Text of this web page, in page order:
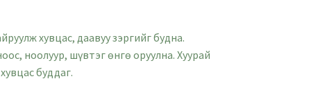
хувцас, даавуу зэргийг будна.
ноолуур, шүвтэг өнгө оруулна. Хуурай
буддаг.